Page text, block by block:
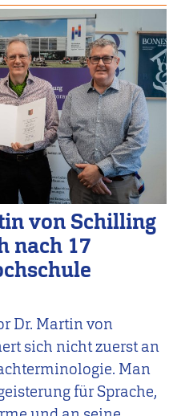
von Schilling
nach 17
Dr. Martin von
sich nicht zuerst an
Man
für Sprache,